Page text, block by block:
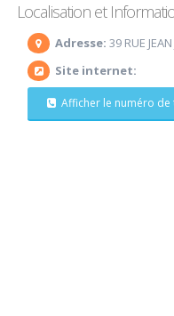
Localisation et
Adresse: 39 RUE
Site internet:
Afficher le numéro de